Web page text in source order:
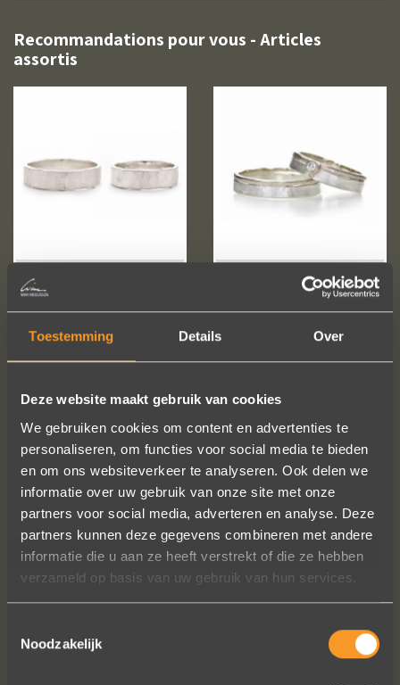
Toestemming Details Over
Deze website maakt gebruik van cookies
We gebruiken cookies om content en advertenties te
personaliseren, om functies voor social media te bieden
en om ons websiteverkeer te analyseren. Ook delen we
informatie over uw gebruik van onze site met onze
partners voor social media, adverteren en analyse. Deze
partners kunnen deze gegevens combineren met andere
informatie die u aan ze heeft verstrekt of die ze hebben
verzameld op basis van uw gebruik van hun services.
Noodzakelijk
Recommandations pour vous - Articles
assortis